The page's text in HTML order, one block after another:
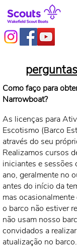
Como faço para
Narrowboat?
As licenças para
Escotismo (Barco
através do seu
Realizamos cursos
iniciantes e sessões
ano, geralmente no
antes do início da
mas
o barco não estiver
não usam nosso
convidados a
atualização no barco.